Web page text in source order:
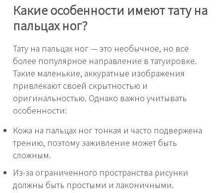
Какие особенности имеют тату на
пальцах ног?
Тату на пальцах ног — это необычное, но всё
более популярное направление в татуировке.
Такие маленькие, аккуратные изображения
привлекают своей скрытностью и
оригинальностью. Однако важно учитывать
особенности:
Кожа на пальцах ног тонкая и часто подвержена
трению, поэтому заживление может быть
сложным.
Из-за ограниченного пространства рисунки
должны быть простыми и лаконичными.